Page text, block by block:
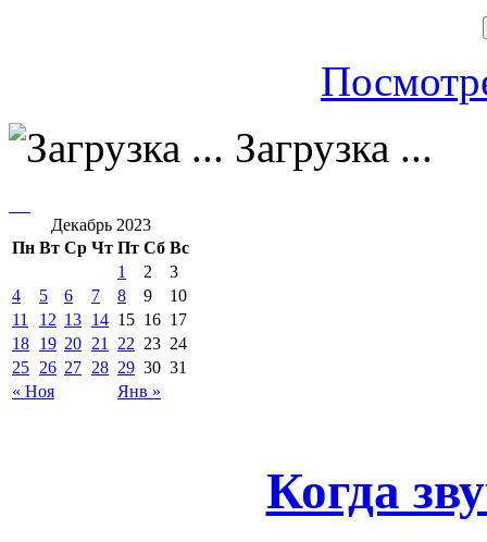
Загрузка ...
Декабрь 2023
Пн Вт Ср Чт Пт Сб Вс
« Ноя Янв »
1 2
3
4
5 6 7 8 9
10
11
12 13 14 15 16 17
18 19 20 21 22 23 24
25 26 27 28 29 30 31
Когда